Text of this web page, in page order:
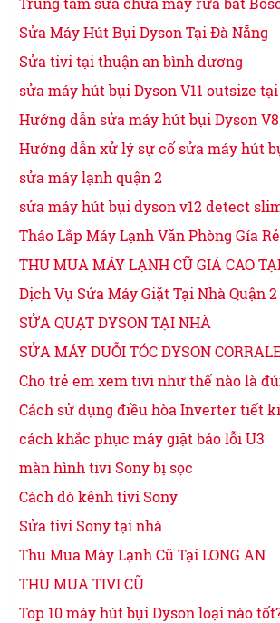
Sửa Máy Hút Bụi Dyson Tại Đà Nẵng
Sửa tivi tại thuận an bình dương
sửa máy hút bụi Dyson V11 outsize
Hướng dẫn sửa máy hút bụi Dyson V8
Hướng dẫn xử lý sự cố sửa máy hút
sửa máy lạnh quận 2
sửa máy hút bụi dyson v12 detect
Tháo Lắp Máy Lạnh Văn Phòng Gía Rẻ
THU MUA MÁY LẠNH CŨ GIÁ CAO
Dịch Vụ Sửa Máy Giặt Tại Nhà Quận 2
SỬA QUẠT DYSON TẠI NHÀ
SỬA MÁY DUỖI TÓC DYSON
Cho trẻ em xem tivi như thế nào là
Cách sử dụng điều hòa Inverter tiết
cách khắc phục máy giặt báo lỗi U3
màn hình tivi Sony bị sọc
Cách dò kênh tivi Sony
Sửa tivi Sony tại nhà
Thu Mua Máy Lạnh Cũ Tại LONG AN
THU MUA TIVI CŨ
Top 10 máy hút bụi Dyson loại nào